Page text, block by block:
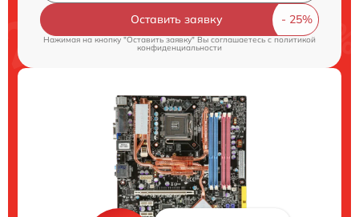
Оставить заявку
Нажимая на кнопку "Оставить заявку" Вы соглашаетесь cполитикой
конфиденциальности